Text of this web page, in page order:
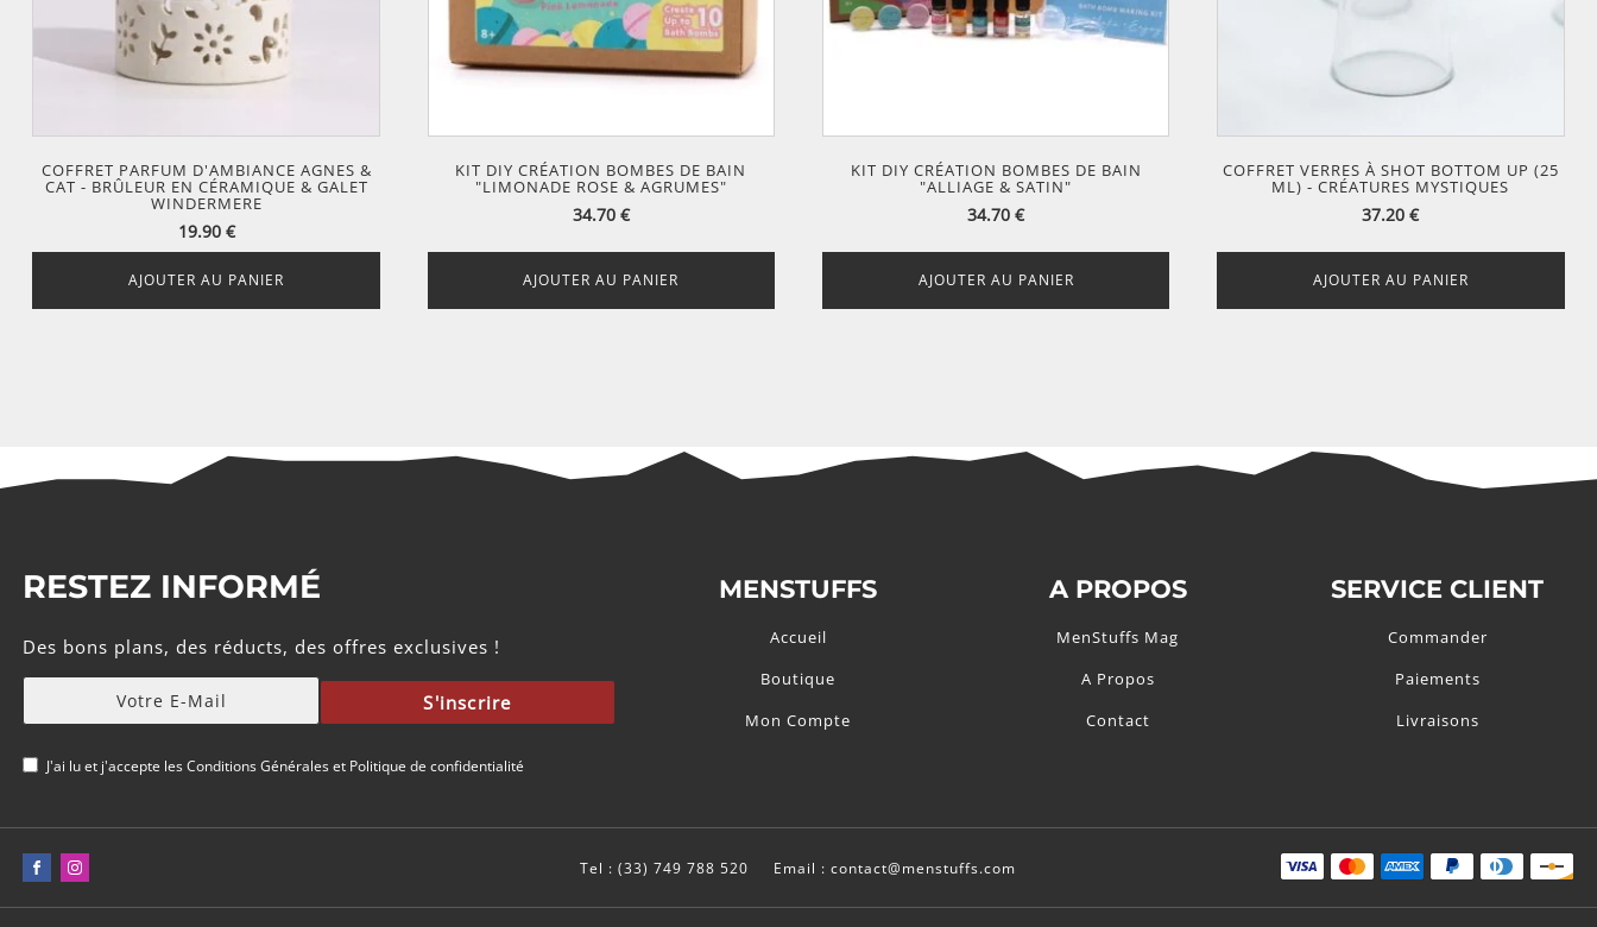
COFFRET PARFUM D'AMBIANCE AGNES &
CAT - BRÛLEUR EN CÉRAMIQUE & GALET
WINDERMERE
19.90 €
AJOUTER AU PANIER
KIT DIY CRÉATION BOMBES DE BAIN
"LIMONADE ROSE & AGRUMES"
34.70 €
AJOUTER AU PANIER
KIT DIY CRÉATION BOMBES DE BAIN
"ALLIAGE & SATIN"
34.70€
AJOUTER AU PANIER
COFFRET VERRES À SHOT BOTTOM UP (25
ML) - CRÉATURES MYSTIQUES
37.20€
AJOUTER AU PANIER
RESTEZ INFORMÉ
Des bons plans, des réducts, des offres exclusives !
S'inscrire
J'ai lu et j'accepte lesConditions Généraleset Politique de confidentialité
MENSTUFFS
Accueil
Boutique
Mon Compte
A PROPOS
MenStuffs Mag
A Propos
Contact
SERVICE CLIENT
Commander
Paiements
Livraisons
Tel : (33) 749 788 520 Email : contact@menstuffs.com